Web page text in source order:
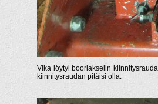
Vika löytyi booriakselin
kiinnitysraudan pitäisi olla.